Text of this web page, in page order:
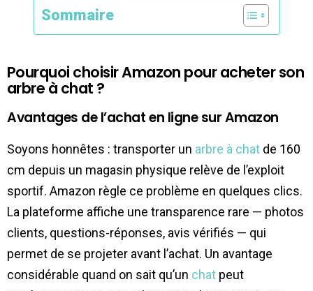
Sommaire
Pourquoi choisir Amazon pour acheter son
arbre à chat ?
Avantages de l’achat en ligne sur Amazon
Soyons honnêtes : transporter un arbre à chat de 160
cm depuis un magasin physique relève de l’exploit
sportif. Amazon règle ce problème en quelques clics.
La plateforme affiche une transparence rare — photos
clients, questions-réponses, avis vérifiés — qui
permet de se projeter avant l’achat. Un avantage
considérable quand on sait qu’un chat peut